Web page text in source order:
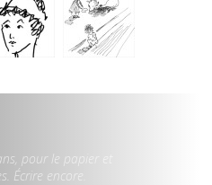
pour le papier et
Écrire encore.